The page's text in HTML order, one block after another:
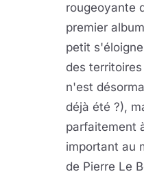
rougeoyante
premier
petit
des
n'est
déjà été ?),
parfaitement
important au
de Pierre Le